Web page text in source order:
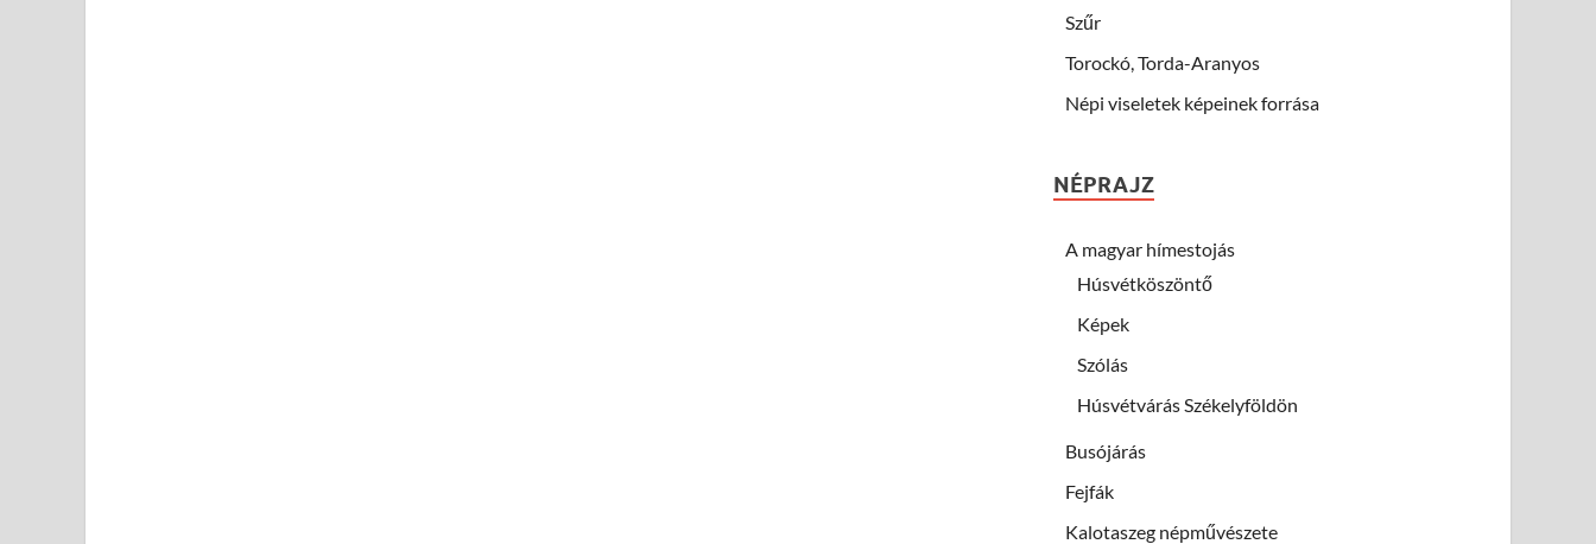
Szűr
Torockó, Torda-Aranyos
Népi viseletek képeinek forrása
NÉPRAJZ
A magyar hímestojás
Húsvétköszöntő
Képek
Szólás
Húsvétvárás Székelyföldön
Busójárás
Fejfák
Kalotaszeg népművészete